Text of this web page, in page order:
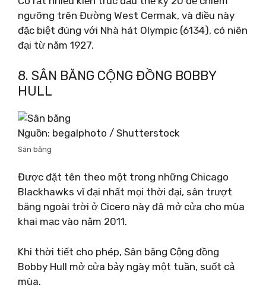
ngưỡng trên Đường West Cermak, và điều này
đặc biệt đúng với Nhà hát Olympic (6134), có niên
đại từ năm 1927.
8. SÂN BĂNG CỘNG ĐỒNG BOBBY
HULL
Nguồn: begalphoto / Shutterstock
Sân băng
Được đặt tên theo một trong những Chicago
Blackhawks vĩ đại nhất mọi thời đại, sân trượt
băng ngoài trời ở Cicero này đã mở cửa cho mùa
khai mạc vào năm 2011.
Khi thời tiết cho phép, Sân băng Cộng đồng
Bobby Hull mở cửa bảy ngày một tuần, suốt cả
mùa.